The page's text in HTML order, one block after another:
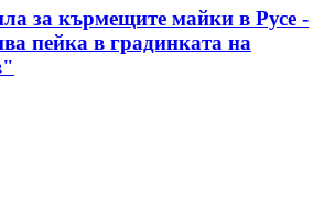
за кърмещите майки в Русе -
пейка в градинката на